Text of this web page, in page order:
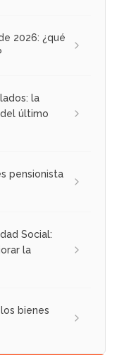
2026: ¿qué
la
último
pensionista
Social:
la
bienes